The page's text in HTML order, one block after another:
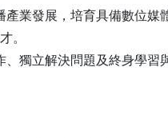
產業發展，培育具備數位媒
。
、獨立解決問題及終身學習